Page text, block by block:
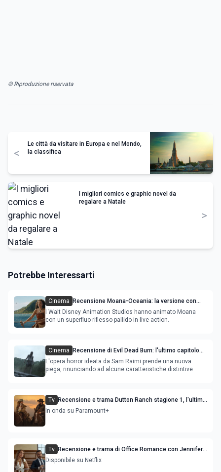
© Riproduzione riservata
<
Le città da visitare in Europa e nel Mondo,
la classifica
I migliori comics e graphic novel da
regalare a Natale
>
Potrebbe Interessarti
Cinema
Recensione Moana-Oceania: la versione con
attori ripercorre il successo del film
I Walt Disney Animation Studios hanno animato Moana
con un superfluo riflesso pallido in live-action.
Cinema
Recensione di Evil Dead Burn: l'ultimo capitolo
della saga gioca con il fuoco e si brucia
L'opera horror ideata da Sam Raimi prende una nuova
piega, rinunciando ad alcune caratteristiche distintive
Tv Recensione e trama Dutton Ranch stagione 1, l'ultimo
episodio in onda venerdì 3 luglio
In onda su Paramount+
Tv Recensione e trama di Office Romance con Jennifer
Lopez
Disponibile su Netflix